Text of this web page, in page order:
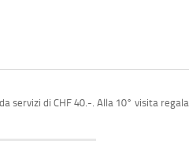
servizi di CHF 40.-. Alla 10° visita regala